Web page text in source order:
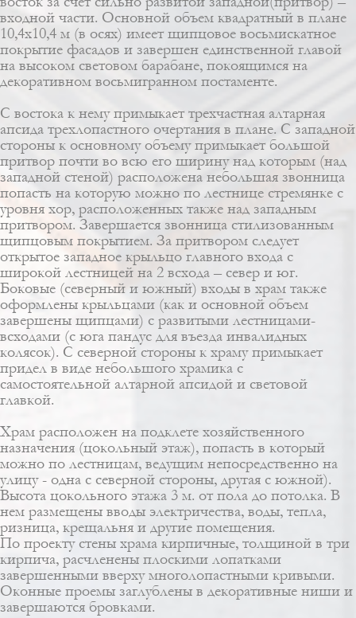
входной части. Основной объем квадратный в плане
10,4х10,4 м (в осях) имеет щипцовое восьмискатное
покрытие фасадов и завершен единственной главой
на высоком световом барабане, покоящимся на
декоративном восьмигранном постаменте.
C востока к нему примыкает трехчастная алтарная
апсида трехлопастного очертания в плане. С западной
стороны к основному объему примыкает большой
притвор почти во всю его ширину над которым (над
западной стеной) расположена небольшая звонница
попасть на которую можно по лестнице стремянке с
уровня хор, расположенных также над западным
притвором. Завершается звонница стилизованным
щипцовым покрытием. За притвором следует
открытое западное крыльцо главного входа с
широкой лестницей на 2 всхода – север и юг.
Боковые (северный и южный) входы в храм также
оформлены крыльцами (как и основной объем
завершены щипцами) с развитыми лестницами-
всходами (с юга пандус для въезда инвалидных
колясок). С северной стороны к храму примыкает
придел в виде небольшого храмика с
самостоятельной алтарной апсидой и световой
главкой.
Храм расположен на подклете хозяйственного
назначения (цокольный этаж), попасть в который
можно по лестницам, ведущим непосредственно на
улицу - одна с северной стороны, другая с южной).
Высота цокольного этажа 3 м. от пола до потолка. В
нем размещены вводы электричества, воды, тепла,
ризница, крещальня и другие помещения.
По проекту стены храма кирпичные, толщиной в три
кирпича, расчленены плоскими лопатками
завершенными вверху многолопастными кривыми.
Оконные проемы заглублены в декоративные ниши и
завершаются бровками.